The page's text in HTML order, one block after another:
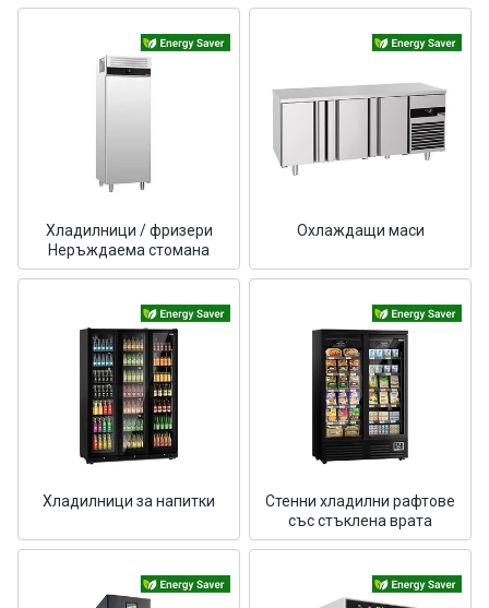
Хладилници / фризери
Неръждаема стомана
Охлаждащи маси
Хладилници за напитки
Стенни хладилни рафтове
със стъклена врата